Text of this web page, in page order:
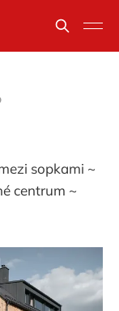
sopkami ~
centrum ~